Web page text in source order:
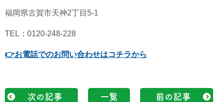
福岡県古賀市天神2丁目5-1
TEL：0120-248-228
👉お電話でのお問い合わせはコチラから
次の記事 一覧 前の記事